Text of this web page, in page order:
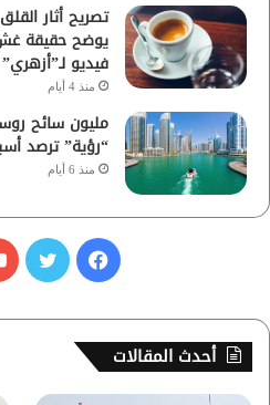
تصريح أثار
يوضح حقيقة
فيديو لـ”أزهري”
منذ 4 أيام
مليون سائح
“رؤية” ترصد
منذ 6 أيام
س
ب
أحدث المقالات